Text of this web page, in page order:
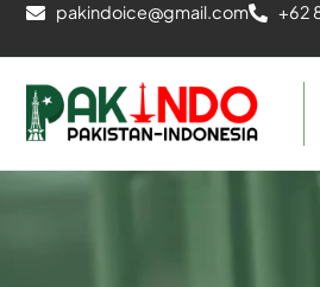
pakindoice@gmail.com +62